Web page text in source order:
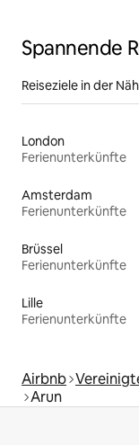
Spannende
Reiseziele in der
London
Ferienunterkünfte
Amsterdam
Ferienunterkünfte
Brüssel
Ferienunterkünfte
Lille
Ferienunterkünfte
Airbnb
Arun